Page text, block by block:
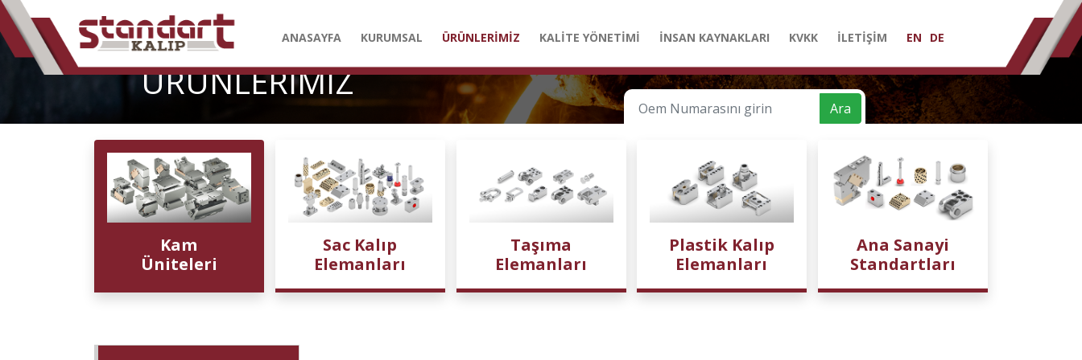
ANASAYFA KURUMSAL ÜRÜNLERİMİZ KALİTE YÖNETİMİ İNSAN KAYNAKLARI KVKK İLETİŞİM EN DE
ÜRÜNLERİMİZ
Ara
Kam
Üniteleri
Sac Kalıp
Elemanları
Taşıma
Elemanları
Plastik Kalıp
Elemanları
Ana Sanayi
Standartları